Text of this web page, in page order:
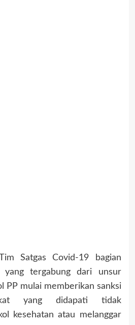
Satgas Covid-19 bagian
yang tergabung dari unsur
PP mulai memberikan sanksi
yang didapati tidak
kesehatan atau melanggar